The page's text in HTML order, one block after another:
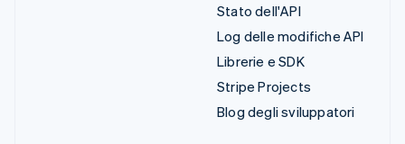
Stato dell'API
Log delle modifiche API
Librerie e SDK
Stripe Projects
Blog degli sviluppatori